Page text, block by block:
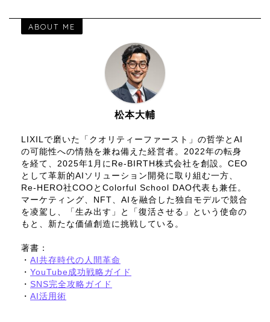
ABOUT ME
松本大輔
LIXILで磨いた「クオリティーファースト」の哲学とAI
の可能性への情熱を兼ね備えた経営者。2022年の転身
を経て、2025年1月にRe-BIRTH株式会社を創設。CEO
として革新的AIソリューション開発に取り組む一方、
Re-HERO社COOとColorful School DAO代表も兼任。
マーケティング、NFT、AIを融合した独自モデルで競合
を凌駕し、「生み出す」と「復活させる」という使命の
もと、新たな価値創造に挑戦している。
著書：
・ AI共存時代の人間革命
・ YouTube成功戦略ガイド
・ SNS完全攻略ガイド
・ AI活用術